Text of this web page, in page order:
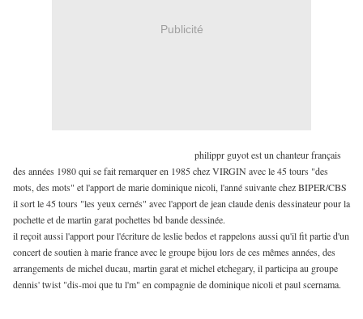
Publicité
philippr guyot est un chanteur français
des années 1980 qui se fait remarquer en 1985 chez VIRGIN avec le 45 tours "des
mots, des mots" et l'apport de marie dominique nicoli, l'anné suivante chez BIPER/CBS
il sort le 45 tours "les yeux cernés" avec l'apport de jean claude denis dessinateur pour la
pochette et de martin garat pochettes bd bande dessinée.
il reçoit aussi l'apport pour l'écriture de leslie bedos et rappelons aussi qu'il fit partie d'un
concert de soutien à marie france avec le groupe bijou lors de ces mêmes années, des
arrangements de michel ducau, martin garat et michel etchegary, il participa au groupe
dennis' twist "dis-moi que tu l'm" en compagnie de dominique nicoli et paul scernama.